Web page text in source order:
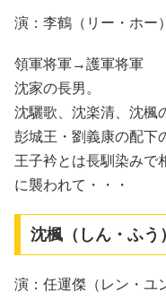
演：李鶴（リー・ホー）
領軍将軍→護軍将軍
沈家の長男。
沈驪歌、沈楽清、沈楓
彭城王・劉義康の配下
王子衿とは長馴染みで
に襲われて・・・
沈楓（しん・ふう）
演：任運傑（レン・ユ